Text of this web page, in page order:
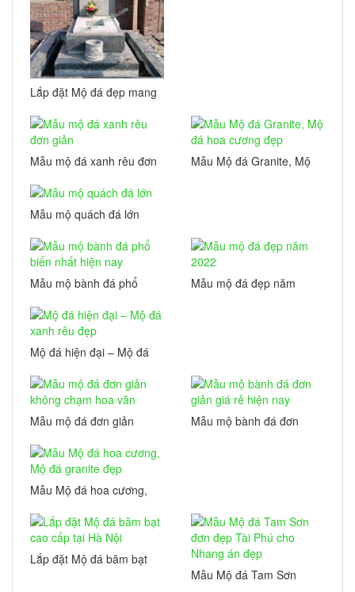
Lắp đặt Mộ đá đẹp mang
Hà Nội
Mẫu mộ đá xanh rêu đơn
Mẫu Mộ đá Granite, Mộ
Mẫu mộ quách đá lớn
Mẫu mộ bành đá phổ
Mẫu mộ đá đẹp năm
Mộ đá hiện đại – Mộ đá
Mẫu mộ đá đơn giản
Mẫu mộ bành đá đơn
Mẫu Mộ đá hoa cương,
Lắp đặt Mộ đá băm bạt
Mẫu Mộ đá Tam Sơn